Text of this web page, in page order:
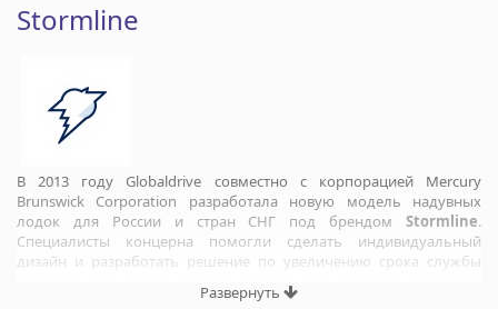
Stormline
В 2013 году Globaldrive совместно с корпорацией Mercury
Brunswick Corporation разработала новую модель надувных
лодок для России и стран СНГ под брендом Stormline.
Специалисты концерна помогли сделать индивидуальный
дизайн и разработать решение по увеличению срока службы
лодок за счет использования уникального по своим свойствам
клея и высококачественного корейского ПВХ, специально
Развернуть